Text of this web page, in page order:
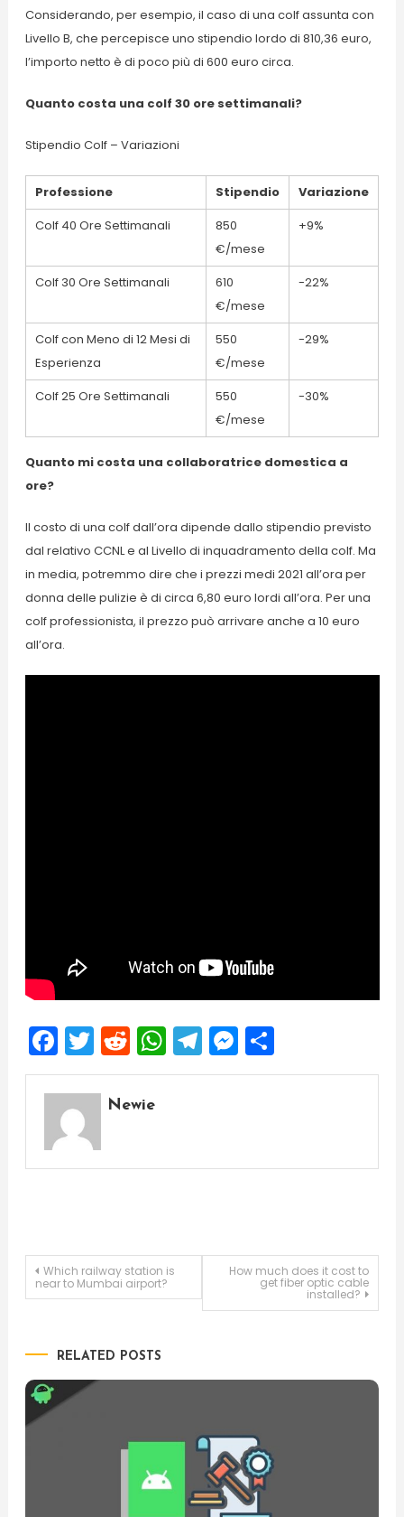
Considerando, per esempio, il caso di una colf assunta con
Livello B, che percepisce uno stipendio lordo di 810,36 euro,
l’importo netto è di poco più di 600 euro circa.
Quanto costa una colf 30 ore settimanali?
Stipendio Colf – Variazioni
Professione Stipendio
Variazione
Colf 40 Ore Settimanali
850
€/mese
+9%
Colf 30 Ore Settimanali
610
€/mese
-22%
Colf con Meno di 12 Mesi di
Esperienza
550
€/mese
-29%
Colf 25 Ore Settimanali
550
€/mese
-30%
Quanto mi costa una collaboratrice domestica a
ore?
Il costo di una colf dall’ora dipende dallo stipendio previsto
dal relativo CCNL e al Livello di inquadramento della colf. Ma
in media, potremmo dire che i prezzi medi 2021 all’ora per
donna delle pulizie è di circa 6,80 euro lordi all’ora. Per una
colf professionista, il prezzo può arrivare anche a 10 euro
all’ora.
Facebook
Twitter
Reddit
WhatsApp
Telegram
Messenger
Share
Newie
Post
Which railway station is
near to Mumbai airport?
How much does it cost to
get fiber optic cable
installed?
RELATED POSTS